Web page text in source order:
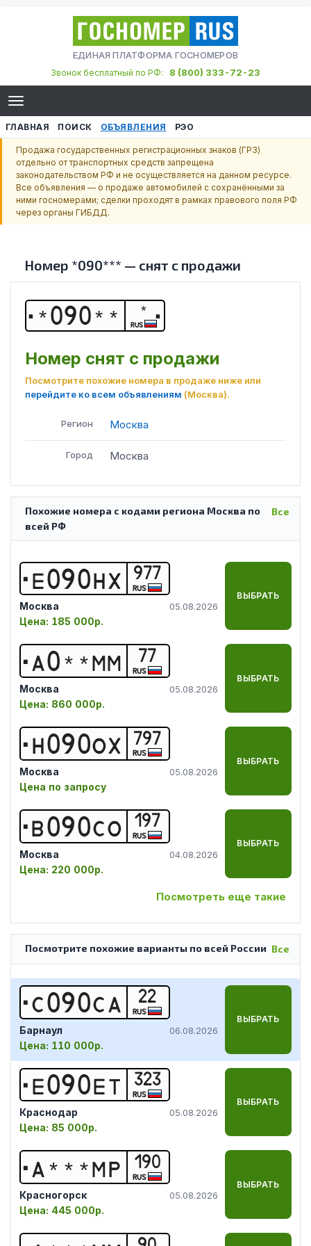
ЕДИНАЯ ПЛАТФОРМА ГОСНОМЕРОВ
Звонок бесплатный по РФ:
8 (800) 333-72-23
ГЛАВНАЯ ПОИСК ОБЪЯВЛЕНИЯ РЭО
Продажа государственных регистрационных знаков (ГРЗ)
отдельно от транспортных средств запрещена
законодательством РФ и не осуществляется на данном ресурсе.
Все объявления — о продаже автомобилей с сохранёнными за
ними госномерами; сделки проходят в рамках правового поля РФ
через органы ГИБДД.
Номер *090*** — снят с продажи
* 090 * * *
RUS
Номер снят с продажи
Посмотрите похожие номера в продаже ниже или
перейдите ко всем объявлениям (Москва).
Регион Москва
Город Москва
Все
Похожие номера с кодами региона Москва по
всей РФ
Е090НХ 977
RUS
Москва 05.08.2026
Цена: 185 000р.
ВЫБРАТЬ
А0 * *ММ 77
RUS
Москва 05.08.2026
Цена: 860 000р.
ВЫБРАТЬ
Н090ОХ 797
RUS
Москва 05.08.2026
Цена по запросу
ВЫБРАТЬ
В090СО 197
RUS
Москва 04.08.2026
Цена: 220 000р.
ВЫБРАТЬ
Посмотреть еще такие
Все
Посмотрите похожие варианты по всей России
С090С А 22
RUS
Барнаул 06.08.2026
Цена: 110 000р.
ВЫБРАТЬ
Е090ЕТ 323
RUS
Краснодар 05.08.2026
Цена: 85 000р.
ВЫБРАТЬ
А * * *МР 190
RUS
Красногорск 05.08.2026
Цена: 445 000р.
ВЫБРАТЬ